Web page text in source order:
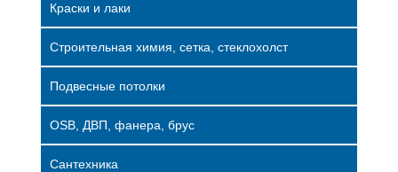
Краски и лаки
Строительная химия, сетка, стеклохолст
Подвесные потолки
OSB, ДВП, фанера, брус
Сантехника